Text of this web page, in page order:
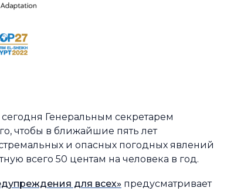
Генеральным секретарем
чтобы в ближайшие пять лет
и опасных погодных явлений
всего 50 центам на человека в год.
для всех» предусматривает